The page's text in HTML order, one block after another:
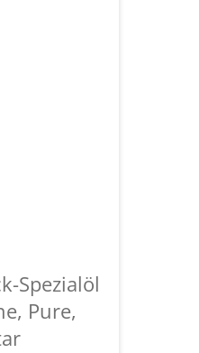
Spezialöl
Pure,